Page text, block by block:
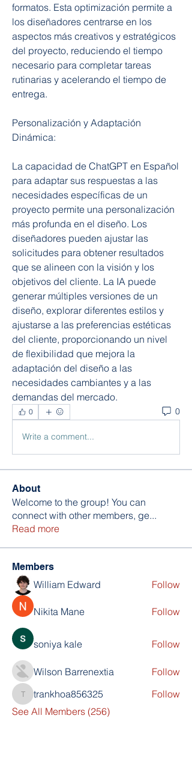
formatos. Esta optimización permite a
los diseñadores centrarse en los
aspectos más creativos y estratégicos
del proyecto, reduciendo el tiempo
necesario para completar tareas
rutinarias y acelerando el tiempo de
entrega.
Personalización y Adaptación
Dinámica:
La capacidad de ChatGPT en Español
para adaptar sus respuestas a las
necesidades específicas de un
proyecto permite una personalización
más profunda en el diseño. Los
diseñadores pueden ajustar las
solicitudes para obtener resultados
que se alineen con la visión y los
objetivos del cliente. La IA puede
generar múltiples versiones de un
diseño, explorar diferentes estilos y
ajustarse a las preferencias estéticas
del cliente, proporcionando un nivel
de flexibilidad que mejora la
adaptación del diseño a las
necesidades cambiantes y a las
demandas del mercado.
0 0
Write a comment...
About
Welcome to the group! You can
connect with other members, ge...
Read more
Members
William Edward Follow
Nikita Mane Follow
soniya kale Follow
Wilson Barrenextia Follow
trankhoa856325
trankhoa856325
Follow
See All Members (256)